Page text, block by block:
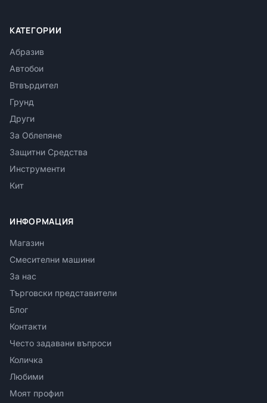
КАТЕГОРИИ
Абразив
Автобои
Втвърдител
Грунд
Други
За Облепяне
Защитни Средства
Инструменти
Кит
ИНФОРМАЦИЯ
Магазин
Смесителни машини
За нас
Търговски представители
Блог
Контакти
Често задавани въпроси
Количка
Любими
Моят профил